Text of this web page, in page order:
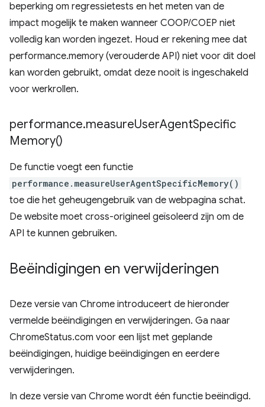
beperking om regressietests en het meten van de
impact mogelijk te maken wanneer COOP/COEP niet
volledig kan worden ingezet. Houd er rekening mee dat
performance.memory (verouderde API) niet voor dit doel
kan worden gebruikt, omdat deze nooit is ingeschakeld
voor werkrollen.
performance.measureUserAgentSpecific
Memory()
De functie voegt een functie
performance.measureUserAgentSpecificMemory()
toe die het geheugengebruik van de webpagina schat.
De website moet cross-origineel geïsoleerd zijn om de
API te kunnen gebruiken.
Beëindigingen en verwijderingen
Deze versie van Chrome introduceert de hieronder
vermelde beëindigingen en verwijderingen. Ga naar
ChromeStatus.com voor een lijst met geplande
beëindigingen, huidige beëindigingen en eerdere
verwijderingen.
In deze versie van Chrome wordt één functie beëindigd.